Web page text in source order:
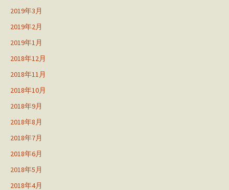
2019年3月
2019年2月
2019年1月
2018年12月
2018年11月
2018年10月
2018年9月
2018年8月
2018年7月
2018年6月
2018年5月
2018年4月